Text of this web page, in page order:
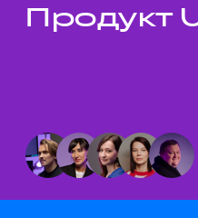
Темы докладов
Продукт